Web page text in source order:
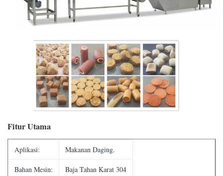
Fitur Utama
Aplikasi: Makanan Daging.
Bahan Mesin: Baja Tahan Karat 304